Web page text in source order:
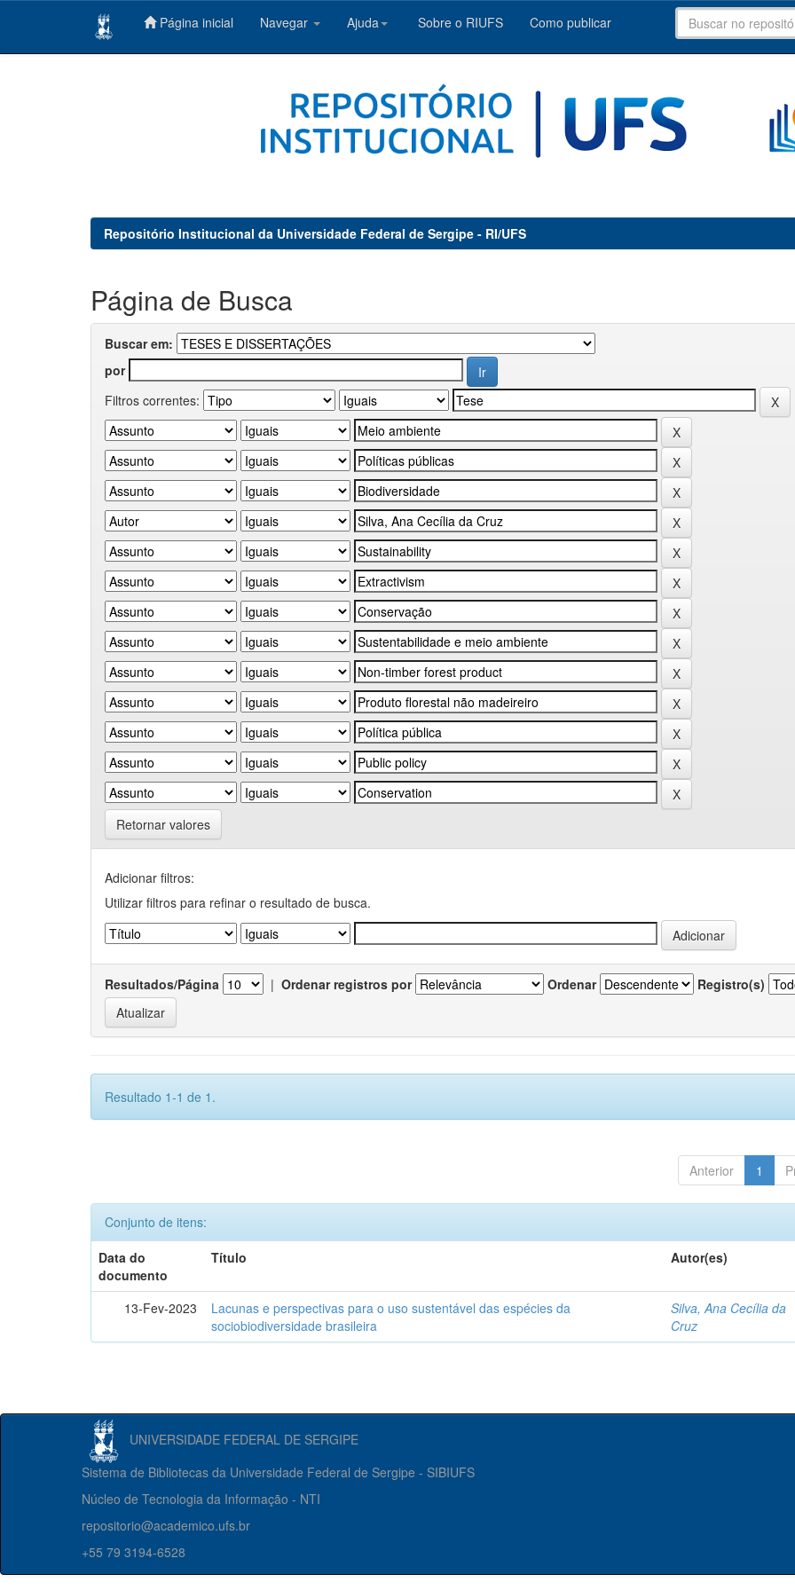
Página inicial Navegar Ajuda Sobre o RIUFS Como publicar
Repositório Institucional da Universidade Federal de Sergipe - RI/UFS
Página de Busca
Buscar em:
por
Filtros correntes:
Retornar valores
Adicionar filtros:
Utilizar filtros para refinar o resultado de busca.
Resultados/Página | Ordenar registros por Ordenar Registro(s)
Resultado 1-1 de 1.
Anterior 1
Conjunto de itens:
Data do
documento
Título Autor(es)
13-Fev-2023
Lacunas e perspectivas para o uso sustentável das espécies da
sociobiodiversidade brasileira
Silva, Ana Cecília da
Cruz
UNIVERSIDADE FEDERAL DE SERGIPE
Sistema de Bibliotecas da Universidade Federal de Sergipe - SIBIUFS
Núcleo de Tecnologia da Informação - NTI
repositorio@academico.ufs.br
+55 79 3194-6528